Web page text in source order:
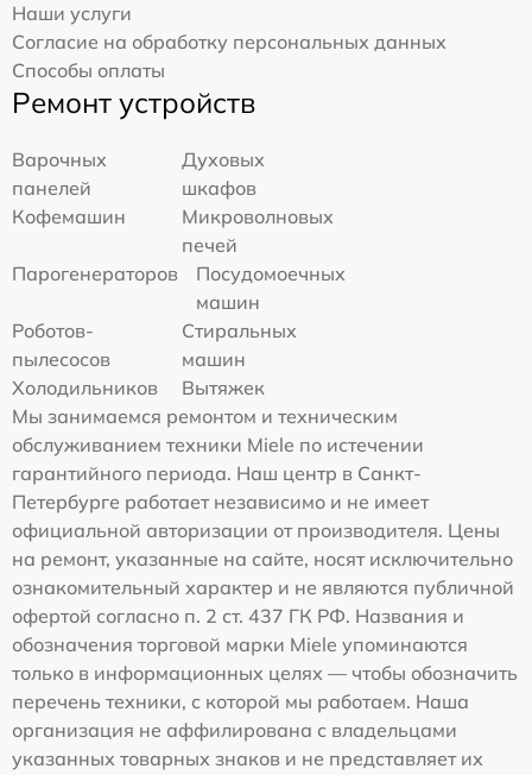
Наши услуги
Согласие на обработку персональных данных
Способы оплаты
Ремонт устройств
Варочных
панелей
Духовых
шкафов
Кофемашин
Микроволновых
печей
Парогенераторов
Посудомоечных
машин
Роботов-
пылесосов
Стиральных
машин
Холодильников
Вытяжек
Мы занимаемся ремонтом и техническим
обслуживанием техники Miele по истечении
гарантийного периода. Наш центр в Санкт-
Петербурге работает независимо и не имеет
официальной авторизации от производителя. Цены
на ремонт, указанные на сайте, носят исключительно
ознакомительный характер и не являются публичной
офертой согласно п. 2 ст. 437 ГК РФ. Названия и
обозначения торговой марки Miele упоминаются
только в информационных целях — чтобы обозначить
перечень техники, с которой мы работаем. Наша
организация не аффилирована с владельцами
указанных товарных знаков и не представляет их